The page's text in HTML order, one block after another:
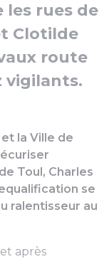
rues de
Clotilde
route
vigilants.
la Ville de
Toul, Charles
se
ralentisseur au
après